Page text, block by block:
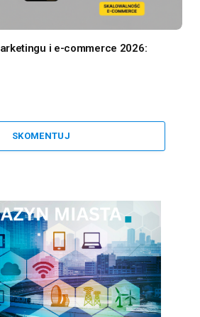
i e-commerce 2026:
SKOMENTUJ